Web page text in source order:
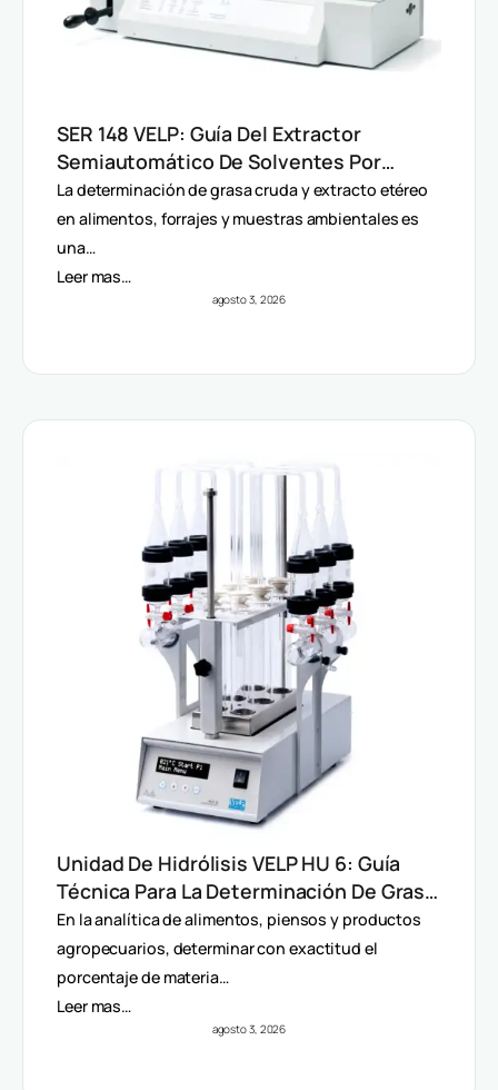
SER 148 VELP: Guía Del Extractor
Semiautomático De Solventes Por
Método Randall
La determinación de grasa cruda y extracto etéreo
en alimentos, forrajes y muestras ambientales es
una…
Leer mas…
agosto 3, 2026
Unidad De Hidrólisis VELP HU 6: Guía
Técnica Para La Determinación De Grasa
Total En Alimentos
En la analítica de alimentos, piensos y productos
agropecuarios, determinar con exactitud el
porcentaje de materia…
Leer mas…
agosto 3, 2026